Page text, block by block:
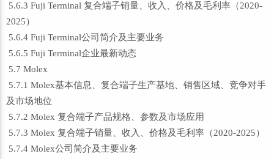
5.6.3 Fuji Terminal 复合端子销量、收入、价格及毛利率（2020-
2025）
5.6.4 Fuji Terminal公司简介及主要业务
5.6.5 Fuji Terminal企业最新动态
5.7 Molex
5.7.1 Molex基本信息、复合端子生产基地、销售区域、竞争对手
及市场地位
5.7.2 Molex 复合端子产品规格、参数及市场应用
5.7.3 Molex 复合端子销量、收入、价格及毛利率（2020-2025）
5.7.4 Molex公司简介及主要业务